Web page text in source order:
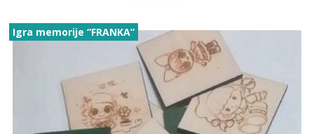
Igra memorije “FRANKA”